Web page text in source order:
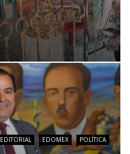
EDITORIAL EDOMEX POLÍTICA